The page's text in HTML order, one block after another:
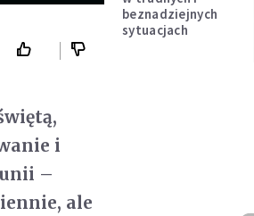
i
–
ale
beznadziejnych
sytuacjach